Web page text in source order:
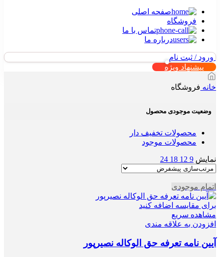
صفحه اصلی
فروشگاه
تماس با ما
درباره ما
ورود / ثبت نام
پیشنهاد ویژه
خانه فروشگاه
وضعیت موجودی محصول
محصولات تخفیف دار
محصولات موجود
نمایش 9
12
18
24
اتمام موجودی
برای مقایسه اضافه کنید
مشاهده سریع
افزودن به علاقه مندی
آیین نامه تعرفه حق الوکاله نصیرپور